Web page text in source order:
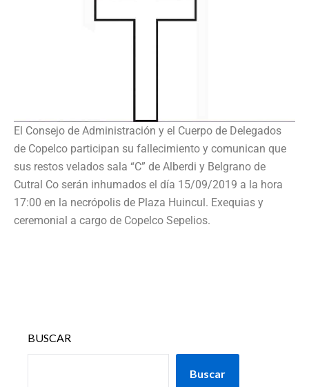
El Consejo de Administración y el Cuerpo de Delegados
de Copelco participan su fallecimiento y comunican que
sus restos velados sala “C” de Alberdi y Belgrano de
Cutral Co serán inhumados el día 15/09/2019 a la hora
17:00 en la necrópolis de Plaza Huincul. Exequias y
ceremonial a cargo de Copelco Sepelios.
BUSCAR
Buscar